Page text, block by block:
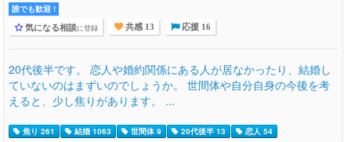
誰でも歓迎 !
気になる相談に登録 共感 13 応援 16
20代後半です。 恋人や婚約関係にある人が居なかったり、結婚し
ていないのはまずいのでしょうか。 世間体や自分自身の今後を考
えると、少し焦りがあります。 ...
焦り 261 結婚 1063 世間体 9 20代後半 13 恋人 54